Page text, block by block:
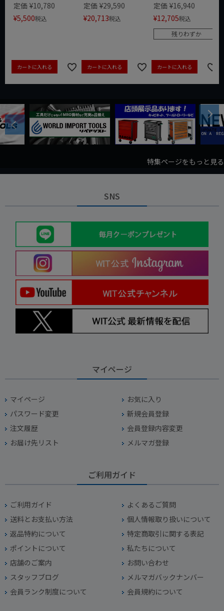
定価 ¥10,780
¥5,500税込
カートに入れる
定価 ¥29,590
¥20,713税込
カートに入れる
定価 ¥16,940
¥12,705税込
残りわずか
カートに入れる
Previous
Next
特集ページをもっと見る
SNS
マイページ
マイページ
お気に入り
パスワード変更
新規会員登録
注文履歴
会員登録内容変更
お届け先リスト
メルマガ登録
ご利用ガイド
ご利用ガイド
よくあるご質問
送料とお支払い方法
個人情報取り扱いについて
返品特約について
特定商取引に関する表記
ポイントについて
私たちについて
店舗のご案内
お問い合わせ
スタッフブログ
メルマガバックナンバー
会員ランク制度について
会員規約について